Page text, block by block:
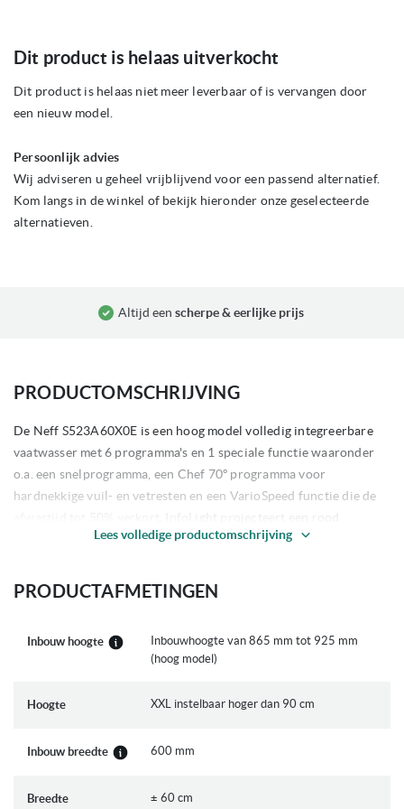
naar
begin
van
Dit product is helaas uitverkocht
Dit product is helaas niet meer leverbaar of is vervangen door
een nieuw model.
Persoonlijk advies
Wij adviseren u geheel vrijblijvend voor een passend alternatief.
Kom langs in de winkel of bekijk hieronder onze geselecteerde
alternatieven.
Altijd een scherpe & eerlijke prijs
PRODUCTOMSCHRIJVING
De Neff S523A60X0E is een hoog model volledig integreerbare
vaatwasser met 6 programma's en 1 speciale functie waaronder
o.a. een snelprogramma, een Chef 70º programma voor
hardnekkige vuil- en vetresten en een VarioSpeed functie die de
lichtpunt op uw keukenvloer om de status van het programma te
startuitstel tot 24 uur.
integreerbare vaatwasser:
Hoog model vaatwasser
| Hoogte instelbaar van 86,5 - 92,5
Geschikt voor deurhoogtes van 70,5 tot 77,5 cm | Let
Energieklasse A+
InfoLight projecteert een rood lichtpunt op uw keukenvloer
Lees volledige productomschrijving
PRODUCTAFMETINGEN
Inbouw hoogte
Inbouwhoogte van 865 mm tot 925 mm
(hoog model)
Hoogte XXL instelbaar hoger dan 90 cm
Inbouw breedte 600 mm
Breedte ± 60 cm